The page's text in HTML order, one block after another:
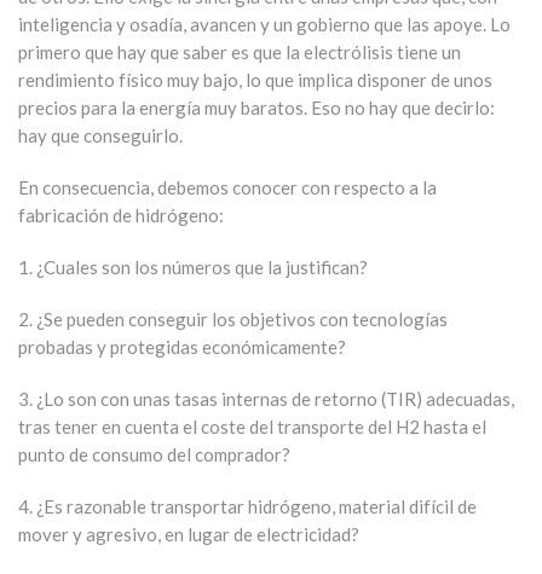
inteligencia y osadía, avancen y un gobierno que las apoye. Lo
primero que hay que saber es que la electrólisis tiene un
rendimiento físico muy bajo, lo que implica disponer de unos
precios para la energía muy baratos. Eso no hay que decirlo:
hay que conseguirlo.
En consecuencia, debemos conocer con respecto a la
fabricación de hidrógeno:
1. ¿Cuales son los números que la justifican?
2. ¿Se pueden conseguir los objetivos con tecnologías
probadas y protegidas económicamente?
3. ¿Lo son con unas tasas internas de retorno (TIR) adecuadas,
tras tener en cuenta el coste del transporte del H2 hasta el
punto de consumo del comprador?
4. ¿Es razonable transportar hidrógeno, material difícil de
mover y agresivo, en lugar de electricidad?